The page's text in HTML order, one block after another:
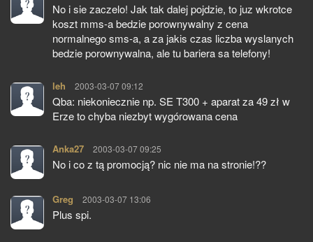
No i sie zaczelo! Jak tak dalej pojdzie, to juz wkrotce
koszt mms-a bedzie porownywalny z cena
normalnego sms-a, a za jakis czas liczba wyslanych
bedzie porownywalna, ale tu bariera sa telefony!
leh pisze:
2003-03-07 09:12
Qba: niekoniecznie np. SE T300 + aparat za 49 zł w
Erze to chyba niezbyt wygórowana cena
Anka27 pisze:
2003-03-07 09:25
No i co z tą promocją? nic nie ma na stronie!??
Greg pisze:
2003-03-07 13:06
Plus spi.